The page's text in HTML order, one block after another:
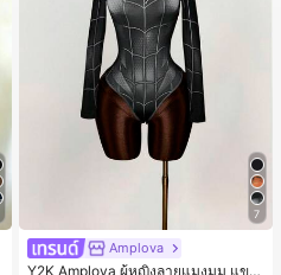
7
Amplova
Y2K Amplova ผู้หญิงลายแมงมุม แขน